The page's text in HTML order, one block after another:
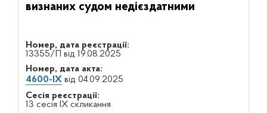
визнаних судом недієздатними
Номер, дата реєстрації:
13355/П від 19.08.2025
Номер, дата акта:
4600-IXвід 04.09.2025
Сесія реєстрації:
13 сесія IX скликання